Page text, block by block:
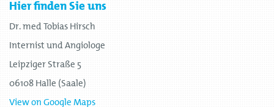
Hier finden Sie uns
Dr. med Tobias Hirsch
Internist und Angiologe
Leipziger Straße 5
06108 Halle (Saale)
View on Google Maps